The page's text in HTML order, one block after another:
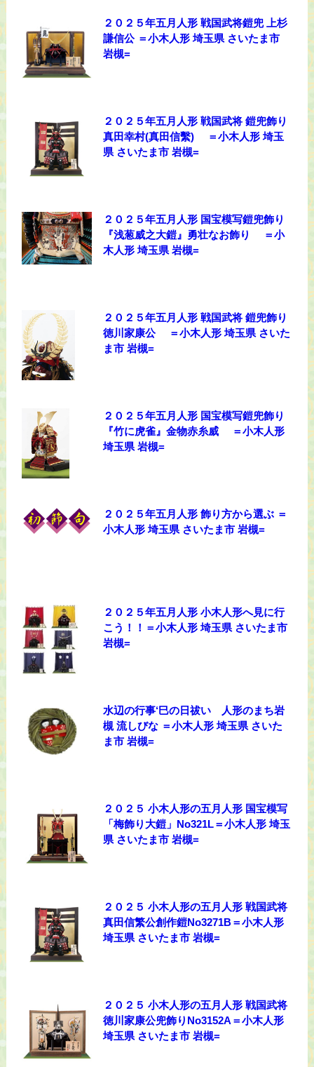
２０２５年五月人形 戦国武将鎧兜 上杉
謙信公 ＝小木人形 埼玉県 さいたま市
岩槻=
２０２５年五月人形 戦国武将 鎧兜飾り
真田幸村(真田信繫) ＝小木人形 埼玉
県 さいたま市 岩槻=
２０２５年五月人形 国宝模写鎧兜飾り
『浅葱威之大鎧』勇壮なお飾り ＝小
木人形 埼玉県 岩槻=
２０２５年五月人形 戦国武将 鎧兜飾り
徳川家康公 ＝小木人形 埼玉県 さいた
ま市 岩槻=
２０２５年五月人形 国宝模写鎧兜飾り
『竹に虎雀』金物赤糸威 ＝小木人形
埼玉県 岩槻=
２０２５年五月人形 飾り方から選ぶ ＝
小木人形 埼玉県 さいたま市 岩槻=
２０２５年五月人形 小木人形へ見に行
こう！！＝小木人形 埼玉県 さいたま市
岩槻=
水辺の行事‘巳の日祓い 人形のまち岩
槻 流しびな ＝小木人形 埼玉県 さいた
ま市 岩槻=
２０２５ 小木人形の五月人形 国宝模写
「梅飾り大鎧」No321L＝小木人形 埼玉
県 さいたま市 岩槻=
２０２５ 小木人形の五月人形 戦国武将
真田信繁公創作鎧No3271B＝小木人形
埼玉県 さいたま市 岩槻=
２０２５ 小木人形の五月人形 戦国武将
徳川家康公兜飾りNo3152A＝小木人形
埼玉県 さいたま市 岩槻=